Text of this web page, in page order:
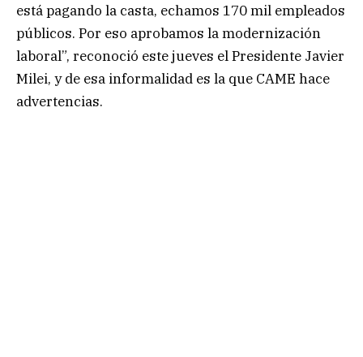
está pagando la casta, echamos 170 mil empleados
públicos. Por eso aprobamos la modernización
laboral”, reconoció este jueves el Presidente Javier
Milei, y de esa informalidad es la que CAME hace
advertencias.